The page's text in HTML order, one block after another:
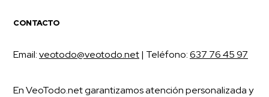
CONTACTO
Email:veotodo@veotodo.net| Teléfono:637 76 45 97
En VeoTodo.net garantizamos atención personalizada y